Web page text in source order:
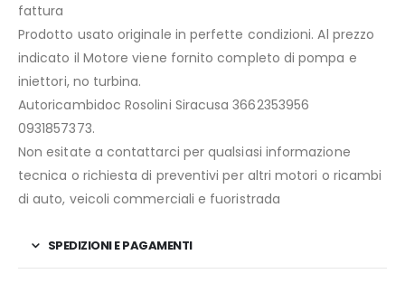
fattura
Prodotto usato originale in perfette condizioni. Al prezzo
indicato il Motore viene fornito completo di pompa e
iniettori, no turbina.
Autoricambidoc Rosolini Siracusa 3662353956
0931857373.
Non esitate a contattarci per qualsiasi informazione
tecnica o richiesta di preventivi per altri motori o ricambi
di auto, veicoli commerciali e fuoristrada
SPEDIZIONI E PAGAMENTI